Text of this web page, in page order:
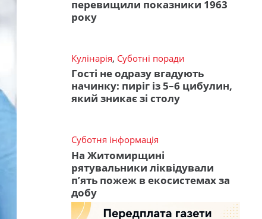
перевищили показники 1963
року
Кулінарія, Суботні поради
Гості не одразу вгадують
начинку: пиріг із 5–6 цибулин,
який зникає зі столу
Суботня інформація
На Житомирщині
рятувальники ліквідували
п’ять пожеж в екосистемах за
добу